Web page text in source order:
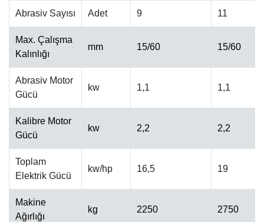
ALINPAH CILA MAKINESI
Abrasiv Sayısı Adet 9 11
Max. Çalışma
Kalınlığı
mm 15/60 15/60
Abrasiv Motor
Gücü
kw 1,1 1,1
Kalibre Motor
Gücü
kw 2,2 2,2
Toplam
Elektrik Gücü
kw/hp 16,5 19
Makine
Ağırlığı
kg 2250 2750